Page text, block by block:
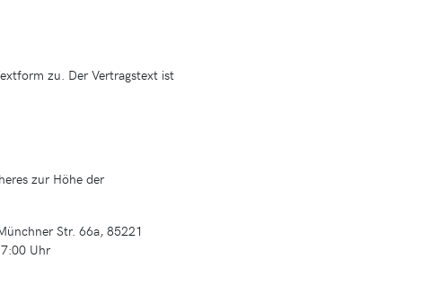
zu. Der Vertragstext ist
zur Höhe der
Str. 66a, 85221
Uhr